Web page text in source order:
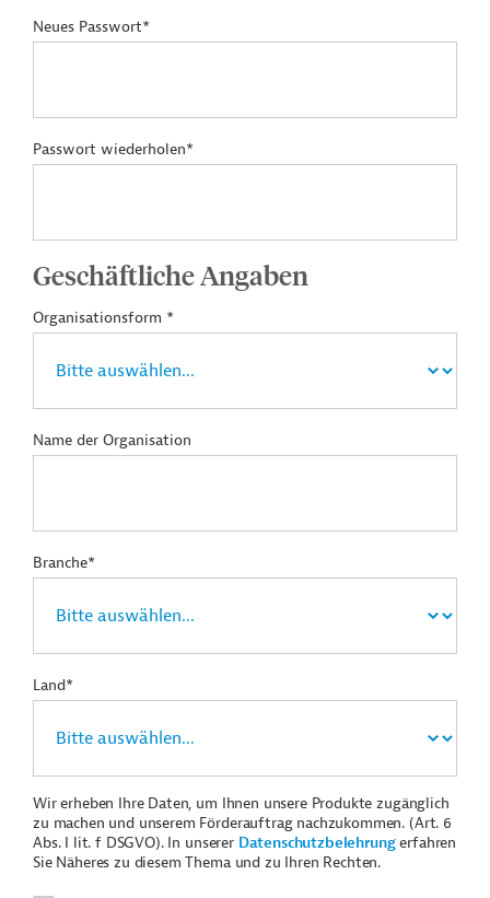
Neues Passwort*
Passwort wiederholen*
Geschäftliche Angaben
Organisationsform *
Name der Organisation
Branche*
Land*
Wir erheben Ihre Daten, um Ihnen unsere Produkte zugänglich
zu machen und unserem Förderauftrag nachzukommen. (Art. 6
Abs. I lit. f DSGVO). In unserer Datenschutzbelehrungerfahren
Sie Näheres zu diesem Thema und zu Ihren Rechten.